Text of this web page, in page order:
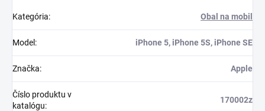
Kategória: Obal na mobil
Model : iPhone 5, iPhone 5S, iPhone SE
Značka: Apple
Číslo produktu v
katalógu:
170002z